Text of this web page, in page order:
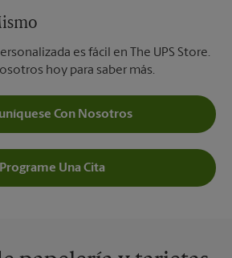
es fácil en The UPS Store.
hoy para saber más.
Con Nosotros
Programe Una Cita